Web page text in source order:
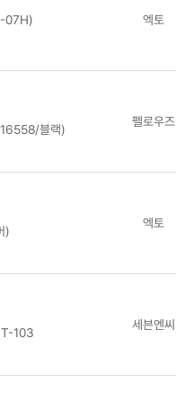
07H)
엑토
블랙)
펠로우즈
)
엑토
103
세븐엔씨